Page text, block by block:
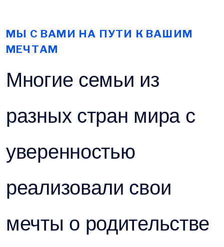
МЫ С ВАМИ НА ПУТИ К ВАШИМ
МЕЧТАМ
Многие семьи из
разных стран мира с
уверенностью
реализовали свои
мечты о родительстве